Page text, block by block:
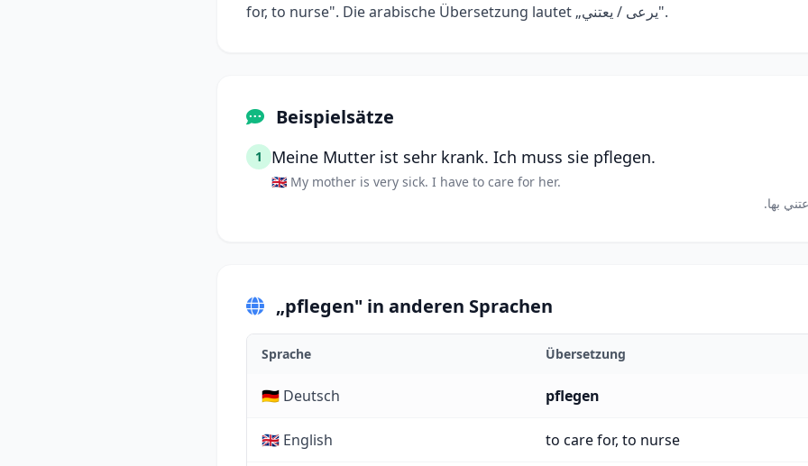
for, to nurse". Die arabische Übersetzung lautet „يرعى / يعتني".
Beispielsätze
1 Meine Mutter ist sehr krank. Ich muss sie pflegen.
🇬🇧 My mother is very sick. I have to care for her.
„pflegen" in anderen Sprachen
Sprache Übersetzung
🇩🇪 Deutsch pflegen
🇬🇧 English to care for, to nurse